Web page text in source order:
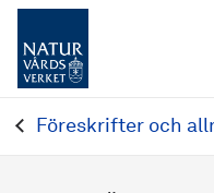
Föreskrifter och